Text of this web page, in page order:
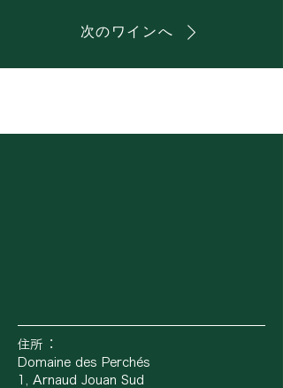
次のワインへ
住所︓
Domaine des Perchés
1, Arnaud Jouan Sud